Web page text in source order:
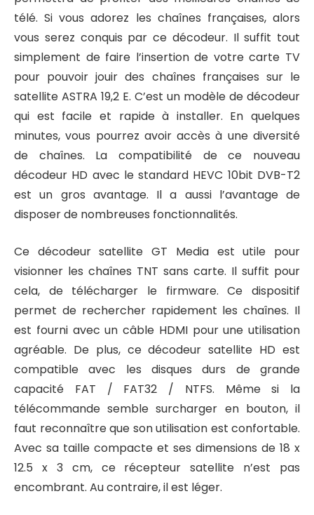
télé. Si vous adorez les chaînes françaises, alors
vous serez conquis par ce décodeur. Il suffit tout
simplement de faire l’insertion de votre carte TV
pour pouvoir jouir des chaînes françaises sur le
satellite ASTRA 19,2 E. C’est un modèle de décodeur
qui est facile et rapide à installer. En quelques
minutes, vous pourrez avoir accès à une diversité
de chaînes. La compatibilité de ce nouveau
décodeur HD avec le standard HEVC 10bit DVB-T2
est un gros avantage. Il a aussi l’avantage de
disposer de nombreuses fonctionnalités.
Ce décodeur satellite GT Media est utile pour
visionner les chaînes TNT sans carte. Il suffit pour
cela, de télécharger le firmware. Ce dispositif
permet de rechercher rapidement les chaînes. Il
est fourni avec un câble HDMI pour une utilisation
agréable. De plus, ce décodeur satellite HD est
compatible avec les disques durs de grande
capacité FAT / FAT32 / NTFS. Même si la
télécommande semble surcharger en bouton, il
faut reconnaître que son utilisation est confortable.
Avec sa taille compacte et ses dimensions de 18 x
12.5 x 3 cm, ce récepteur satellite n’est pas
encombrant. Au contraire, il est léger.